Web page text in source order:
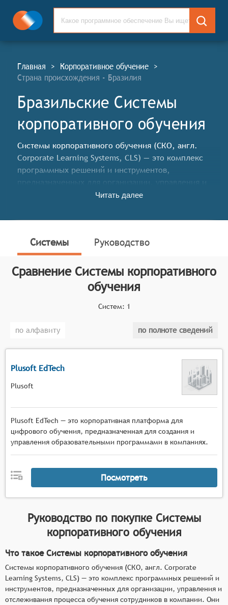
Главная > Корпоративное обучение >
Страна происхождения - Бразилия
Бразильские Системы
корпоративного обучения
Системы корпоративного обучения (СКО, англ.
Corporate Learning Systems, CLS) — это комплекс
программных решений и инструментов,
отслеживания процесса обучения сотрудников в
образовательные программы, проводить онлайн- и
навыков сотрудников, а также анализировать
эффективность обучающих программ.
Классификатор программных продуктов Соваре
определяет конкретные функциональные критерии
на рынке Системы корпоративного обучения,
возможности:
образовательных программ с возможностью
организация и проведение онлайн- и офлайн-
интерактивные курсы),
персонализация учебного процесса с учётом
оценка уровня знаний и навыков сотрудников
посредством тестирования и других форм
контроля с формированием детальных
результатов,
отслеживание прогресса обучения сотрудников
и формирование индивидуальных траекторий
развития.
Читать далее
Системы Руководство
Сравнение Системы корпоративного
обучения
Систем: 1
по алфавиту по полноте сведений
Plusoft EdTech
Plusoft
Plusoft EdTech — это корпоративная платформа для
цифрового обучения, предназначенная для создания и
управления образовательными программами в компаниях.
Посмотреть
Руководство по покупке Системы
корпоративного обучения
Что такое Системы корпоративного обучения
Системы корпоративного обучения (СКО, англ. Corporate
Learning Systems, CLS) — это комплекс программных решений и
инструментов, предназначенных для организации, управления и
отслеживания процесса обучения сотрудников в компании. Они